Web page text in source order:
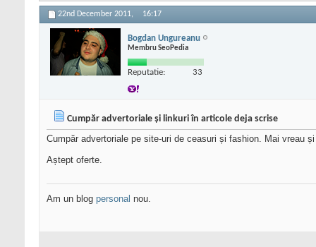
22nd December 2011, 16:17
Bogdan Ungureanu
Membru SeoPedia
Reputatie: 33
Cumpăr advertoriale și linkuri în articole deja scrise
Cumpăr advertoriale pe site-uri de ceasuri și fashion. Mai vreau
Aștept oferte.
Am un blog personal nou.